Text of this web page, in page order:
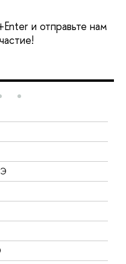
и отправьте нам